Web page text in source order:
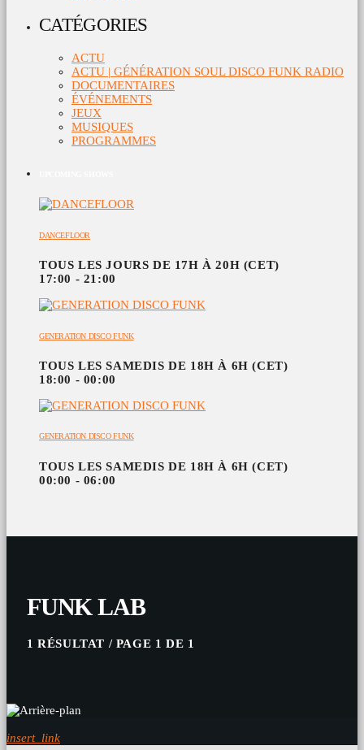
CATÉGORIES
ACTU
ACTU | GÉNÉRATION SOUL DISCO FUNK RADIO
DOCUMENTAIRES
ÉVÉNEMENTS
JEUX
MUSIQUES
PROGRAMMES
DANCEFLOOR
TOUS LES JOURS DE 17H À 20H (CET)
17:00 - 21:00
GENERATION DISCO FUNK
TOUS LES SAMEDIS DE 18H À 6H (CET)
18:00 - 00:00
GENERATION DISCO FUNK
TOUS LES SAMEDIS DE 18H À 6H (CET)
00:00 - 06:00
FUNK LAB
1 RÉSULTAT / PAGE 1 DE 1
insert_link